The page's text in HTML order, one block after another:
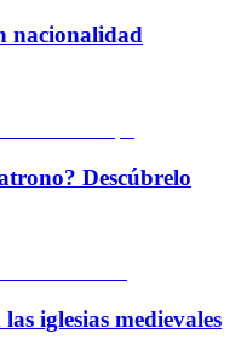
nacionalidad
Descúbrelo
iglesias medievales